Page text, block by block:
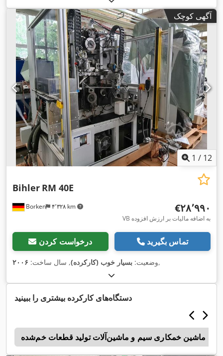
آگهی کوچک
1 / 12
Borken ۴٬۳۲۸ km
Bihler RM 40E
‎€۲۸٬۹۹۰
VB به اضافه مالیات بر ارزش افزوده
درخواست کردن تماس بگیرید
وضعیت: بسیار خوب (کارکرده), سال ساخت: ۲۰۰۶ ,
دستگاه‌های کارکرده بیشتری را ببینید
ماشین خمکاری سیم و ماشین‌آلات تولید قطعات خم‌شده